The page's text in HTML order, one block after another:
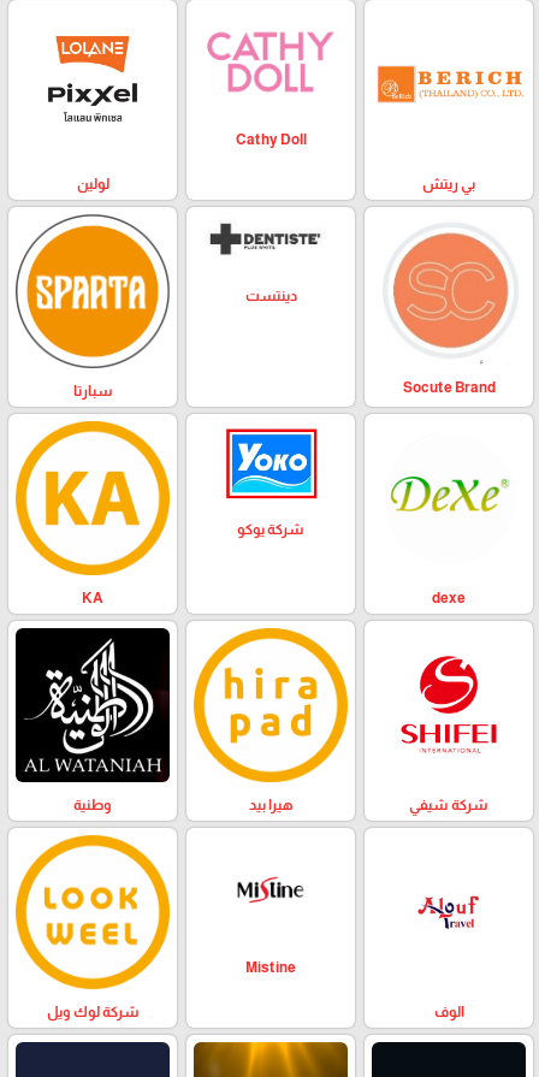
بي ريتش
Cathy Doll
لولين
Socute Brand
دينتست
سبارتا
dexe
شركة يوكو
KA
شركة شيفي هيرا بيد وطنية
الوف
Mistine
شركة لوك ويل